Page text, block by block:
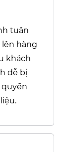
tuân
hàng
khách
dễ bị
quyền